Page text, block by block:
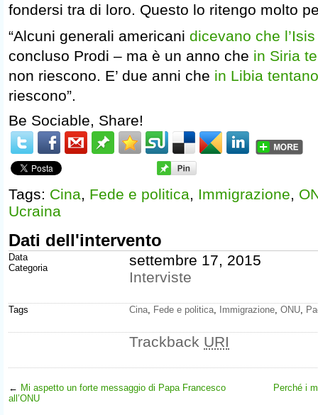
fondersi tra di loro. Questo lo ritengo molto
“Alcuni generali americani dicevano che
concluso Prodi – ma è un anno che in Siria
non riescono. E’ due anni che in Libia
riescono”.
Be Sociable, Share!
Tags: Cina, Fede e politica, Immigrazione,
Ucraina
Dati dell'intervento
Data
Categoria
settembre 17, 2015
Interviste
Tags Cina Fede e politica Immigrazione ONU
Trackback URI
← Mi aspetto un forte messaggio di Papa Francesco
all’ONU
Perché i